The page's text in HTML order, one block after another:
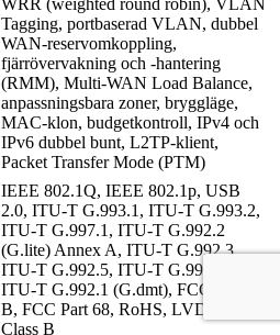
Tagging, portbaserad VLAN, dubbel
WAN-reservomkoppling,
fjärrövervakning och -hantering
(RMM), Multi-WAN Load Balance,
anpassningsbara zoner, bryggläge,
MAC-klon, budgetkontroll, IPv4 och
IPv6 dubbel bunt, L2TP-klient,
Packet Transfer Mode (PTM)
IEEE 802.1Q, IEEE 802.1p, USB
2.0, ITU-T G.993.1, ITU-T G.993.2,
ITU-T G.997.1, ITU-T G.992.2
(G.lite) Annex A, ITU-T G.992.3,
ITU-T G.992.5, ITU-T G.994.1,
ITU-T G.992.1 (G.dmt), FCC Part 15
B, FCC Part 68, RoHS, LVD, EMC
Class B